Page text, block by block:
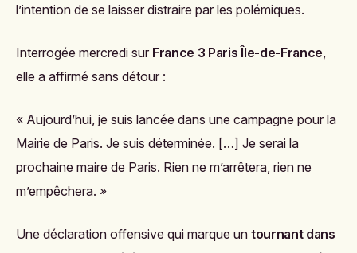
l’intention de se laisser distraire par les polémiques.
Interrogée mercredi sur France 3 Paris Île-de-France,
elle a affirmé sans détour :
« Aujourd’hui, je suis lancée dans une campagne pour la
Mairie de Paris. Je suis déterminée. […] Je serai la
prochaine maire de Paris. Rien ne m’arrêtera, rien ne
m’empêchera. »
Une déclaration offensive qui marque un tournant dans